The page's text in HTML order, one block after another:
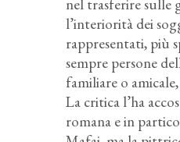
nel trasferire sulle
l’interiorità dei
rappresentati, più
sempre persone
familiare o
La critica l’ha
romana e in